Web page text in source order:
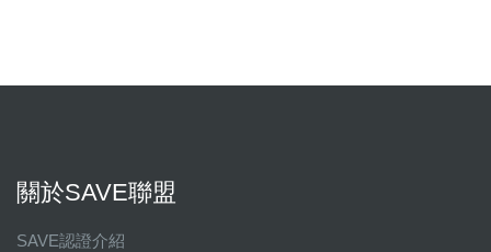
關於SAVE聯盟
SAVE認證介紹